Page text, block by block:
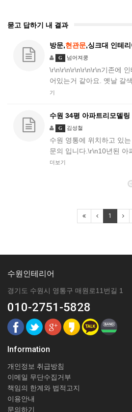
묻고 답하기 내 결과
방문,현관문,싱크대 인테
G 넘어져쿵
\r\n\r\n\r\n\r\n\r\n기존에 인
어있는거 같아요. 옛날 갈
기
수원 34평 아파트리모델링
G 김성철
수원 영통에 위치하고 있
문의 입니다.\r\n10년된 아
더보기
1
수원인테리어
경기도 수원시 영통구 매원로11번길 1
010-2751-5828
Information
개인정보 취급방침
이메일 무단수집거부
책임의 한계와 법적고지
이용안내
문의하기